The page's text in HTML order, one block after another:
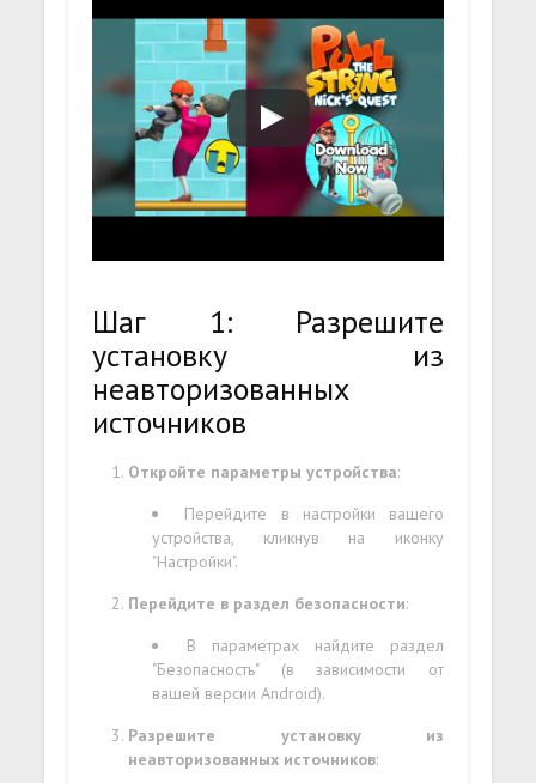
Шаг 1: Разрешите
установку из
неавторизованных
источников
Откройте параметры устройства:
Перейдите в настройки вашего
устройства, кликнув на иконку
"Настройки".
Перейдите в раздел безопасности:
В параметрах найдите раздел
"Безопасность" (в зависимости от
вашей версии Android).
Разрешите установку из
неавторизованных источников: